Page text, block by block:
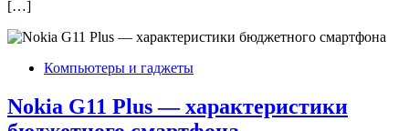
[…]
Компьютеры и гаджеты
Nokia G11 Plus — характеристики